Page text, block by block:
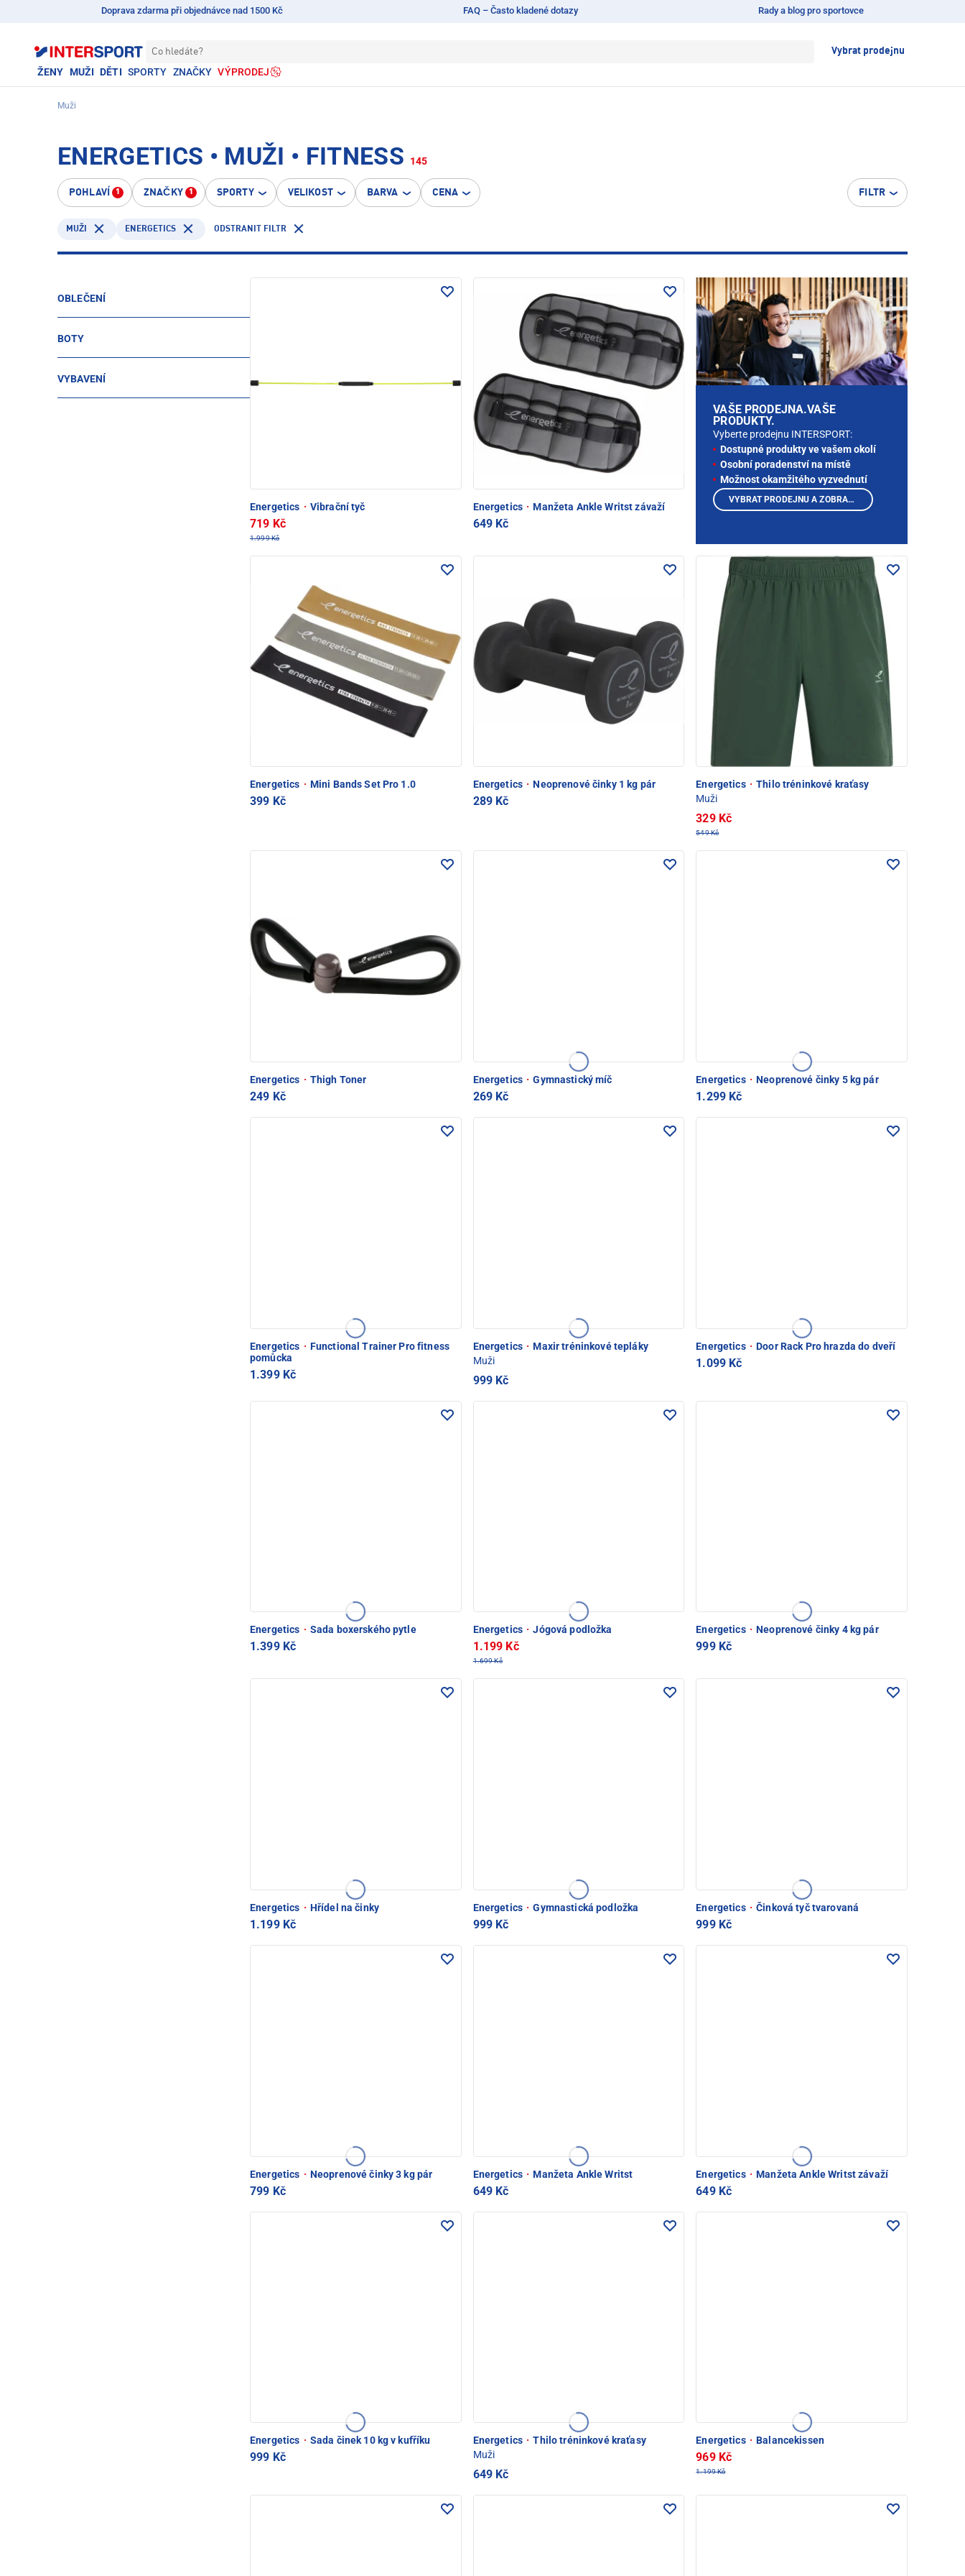
Doprava zdarma při objednávce nad 1500 Kč FAQ – Často kladené dotazy Rady a blog pro sportovce
Co hledáte? Vybrat prodejnu
ŽENY MUŽI DĚTI SPORTY ZNAČKY VÝPRODEJ
Muži
ENERGETICS • MUŽI • FITNESS 145
POHLAVÍ 1 ZNAČKY 1 SPORTY VELIKOST BARVA CENA FILTR
MUŽI ENERGETICS ODSTRANIT FILTR
OBLEČENÍ
BOTY
VYBAVENÍ
Energetics · Vibrační tyč
719 Kč
1.999 Kč
Energetics · Manžeta Ankle Writst závaží
649 Kč
Energetics · Mini Bands Set Pro 1.0
399 Kč
Energetics · Neoprenové činky 1 kg pár
289 Kč
Energetics · Thilo tréninkové kraťasy
Muži
329 Kč
549 Kč
Energetics · Thigh Toner
249 Kč
Energetics · Gymnastický míč
269 Kč
Energetics · Neoprenové činky 5 kg pár
1.299 Kč
Energetics · Functional Trainer Pro fitness
pomůcka
1.399 Kč
Energetics · Maxir tréninkové tepláky
Muži
999 Kč
Energetics · Door Rack Pro hrazda do dveří
1.099 Kč
Energetics · Sada boxerského pytle
1.399 Kč
Energetics · Jógová podložka
1.199 Kč
1.699 Kč
Energetics · Neoprenové činky 4 kg pár
999 Kč
Energetics · Hřídel na činky
1.199 Kč
Energetics · Gymnastická podložka
999 Kč
Energetics · Činková tyč tvarovaná
999 Kč
Energetics · Neoprenové činky 3 kg pár
799 Kč
Energetics · Manžeta Ankle Writst
649 Kč
Energetics · Manžeta Ankle Writst závaží
649 Kč
Energetics · Sada činek 10 kg v kufříku
999 Kč
Energetics · Thilo tréninkové kraťasy
Muži
649 Kč
Energetics · Balancekissen
969 Kč
1.199 Kč
VAŠE PRODEJNA.VAŠE
PRODUKTY.
Vyberte prodejnu INTERSPORT:
Dostupné produkty ve vašem okolí
Osobní poradenství na místě
Možnost okamžitého vyzvednutí
VYBRAT PRODEJNU A ZOBRAZIT PRODUKTY